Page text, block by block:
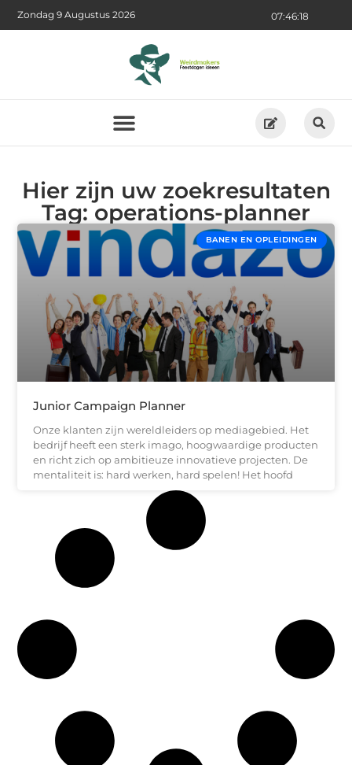
07:46:18
Zondag 9 Augustus 2026
Hier zijn uw zoekresultaten
Tag: operations-planner
BANEN EN OPLEIDINGEN
Junior Campaign Planner
Onze klanten zijn wereldleiders op mediagebied. Het
bedrijf heeft een sterk imago, hoogwaardige producten
en richt zich op ambitieuze innovatieve projecten. De
mentaliteit is: hard werken, hard spelen! Het hoofd